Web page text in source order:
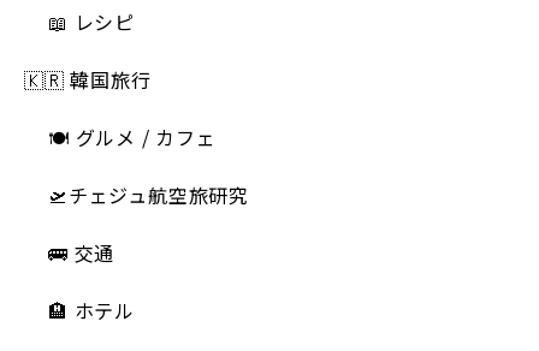
📖 レシピ
🇰🇷 韓国旅行
🍽 グルメ / カフェ
🛫チェジュ航空旅研究
🚌 交通
🏨 ホテル